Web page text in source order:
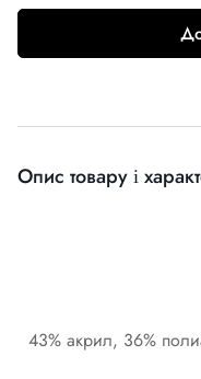
Опис товару і
43% акрил, 36%